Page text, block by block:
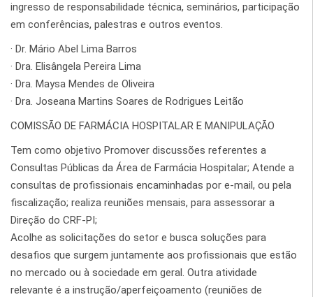
ingresso de responsabilidade técnica, seminários, participação
em conferências, palestras e outros eventos.
· Dr. Mário Abel Lima Barros
· Dra. Elisângela Pereira Lima
· Dra. Maysa Mendes de Oliveira
· Dra. Joseana Martins Soares de Rodrigues Leitão
COMISSÃO DE FARMÁCIA HOSPITALAR E MANIPULAÇÃO
Tem como objetivo Promover discussões referentes a
Consultas Públicas da Área de Farmácia Hospitalar; Atende a
consultas de profissionais encaminhadas por e-mail, ou pela
fiscalização; realiza reuniões mensais, para assessorar a
Direção do CRF-PI;
Acolhe as solicitações do setor e busca soluções para
desafios que surgem juntamente aos profissionais que estão
no mercado ou à sociedade em geral. Outra atividade
relevante é a instrução/aperfeiçoamento (reuniões de